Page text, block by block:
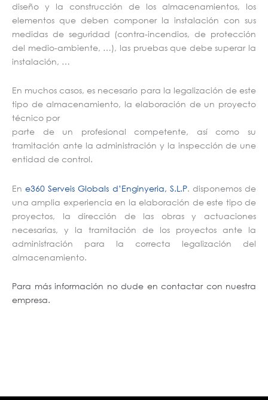
diseño y la construcción de los almacenamientos, los
elementos que deben componer la instalación con sus
medidas de seguridad (contra-incendios, de protección
del medio-ambiente, …), las pruebas que debe superar la
instalación, …
En muchos casos, es necesario para la legalización de este
tipo de almacenamiento, la elaboración de un proyecto
técnico por
parte de un profesional competente, así como su
tramitación ante la administración y la inspección de une
entidad de control.
Ene360 Serveis Globals d’Enginyeria, S.L.P. disponemos de
una amplia experiencia en la elaboración de este tipo de
proyectos, la dirección de las obras y actuaciones
necesarias, y la tramitación de los proyectos ante la
administración para la correcta legalización del
almacenamiento.
Para más información no dude en contactar con nuestra
empresa.